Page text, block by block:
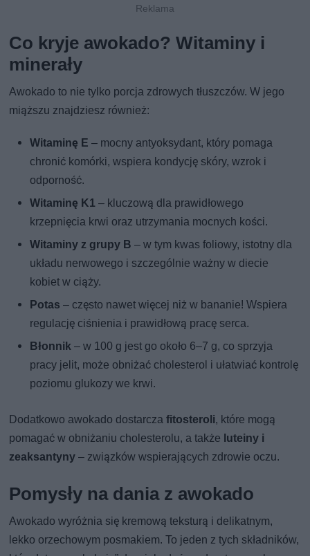
Co kryje awokado? Witaminy i
minerały
Awokado to nie tylko porcja zdrowych tłuszczów. W jego
miąższu znajdziesz również:
Witaminę E – mocny antyoksydant, który pomaga
chronić komórki, wspiera kondycję skóry, wzrok i
odporność.
Witaminę K1 – kluczową dla prawidłowego
krzepnięcia krwi oraz utrzymania mocnych kości.
Witaminy z grupy B – w tym kwas foliowy, istotny dla
układu nerwowego i szczególnie ważny w diecie
kobiet w ciąży.
Potas – często nawet więcej niż w bananie! Wspiera
regulację ciśnienia i prawidłową pracę serca.
Błonnik – w 100 g jest go około 6–7 g, co sprzyja
pracy jelit, może obniżać cholesterol i ułatwiać kontrolę
poziomu glukozy we krwi.
Dodatkowo awokado dostarczafitosteroli, które mogą
pomagać w obniżaniu cholesterolu, a także luteiny i
zeaksantyny – związków wspierających zdrowie oczu.
Pomysły na dania z awokado
Awokado wyróżnia się kremową teksturą i delikatnym,
lekko orzechowym posmakiem. To jeden z tych składników,